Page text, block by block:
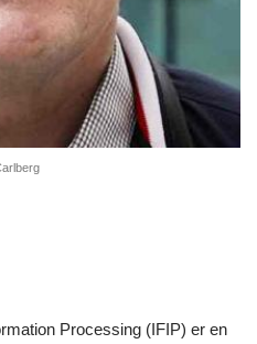
Processing (IFIP) er en